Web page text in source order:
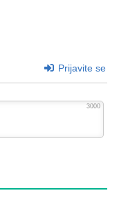
Prijavite se
3000